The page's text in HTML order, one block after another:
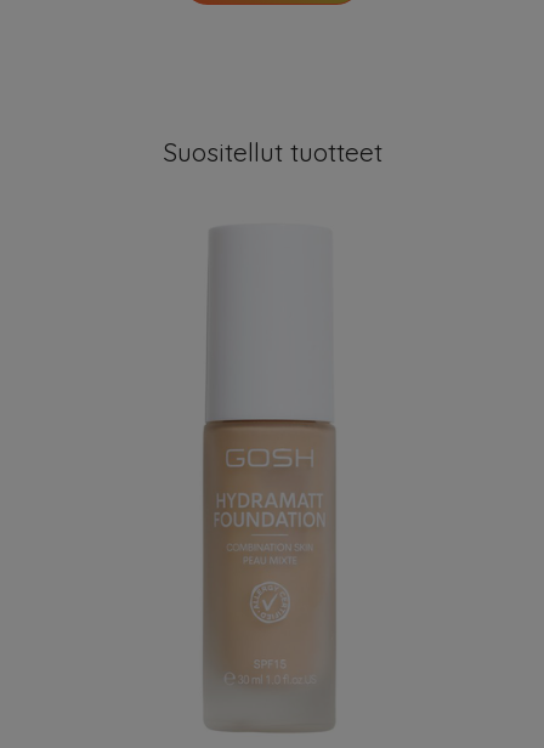
Suositellut tuotteet